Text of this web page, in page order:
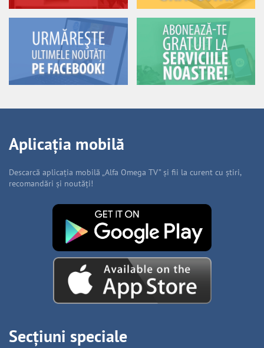
Aplicația mobilă
Descarcă aplicația mobilă „Alfa Omega TV” și fii la curent cu știri,
recomandări și noutăți!
Secțiuni speciale